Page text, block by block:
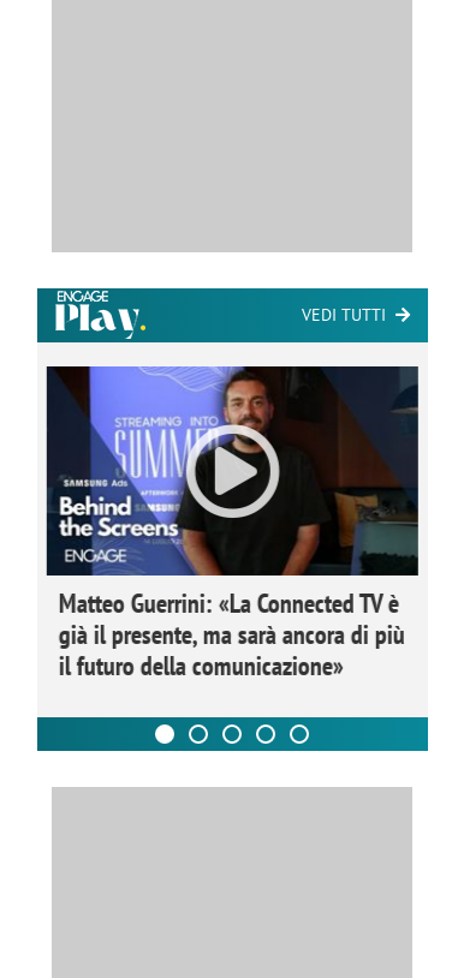
VEDI TUTTI
Matteo Guerrini: «La Connected TV è
già il presente, ma sarà ancora di più
il futuro della comunicazione»